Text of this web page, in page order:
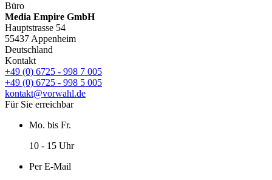
Büro
Media Empire GmbH
Hauptstrasse 54
55437 Appenheim
Deutschland
Kontakt
+49 (0) 6725 - 998 7 005
+49 (0) 6725 - 998 5 005
kontakt@vorwahl.de
Für Sie erreichbar
Mo. bis Fr.
10 - 15 Uhr
Per E-Mail